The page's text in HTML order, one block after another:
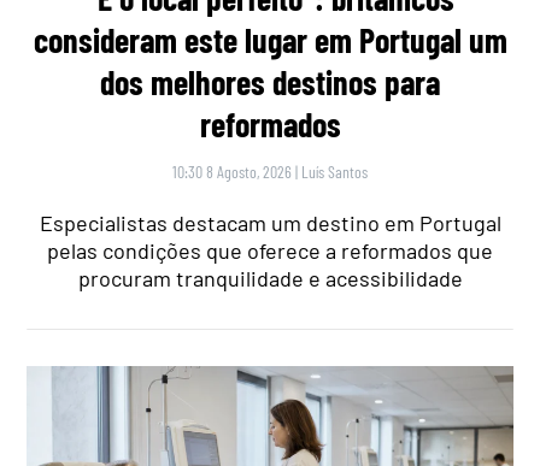
consideram este lugar em Portugal um
dos melhores destinos para
reformados
10:30 8 Agosto, 2026 | Luís Santos
Especialistas destacam um destino em Portugal
pelas condições que oferece a reformados que
procuram tranquilidade e acessibilidade